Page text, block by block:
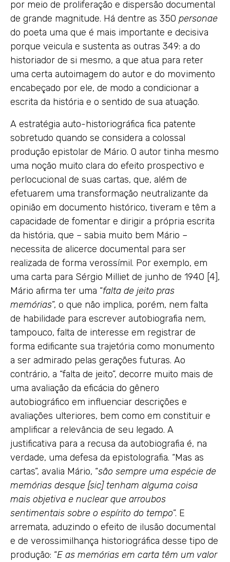
por meio de proliferação e dispersão documental
de grande magnitude. Há dentre as 350 personae
do poeta uma que é mais importante e decisiva
porque veicula e sustenta as outras 349: a do
historiador de si mesmo, a que atua para reter
uma certa autoimagem do autor e do movimento
encabeçado por ele, de modo a condicionar a
escrita da história e o sentido de sua atuação.
A estratégia auto-historiográfica fica patente
sobretudo quando se considera a colossal
produção epistolar de Mário. O autor tinha mesmo
uma noção muito clara do efeito prospectivo e
perlocucional de suas cartas, que, além de
efetuarem uma transformação neutralizante da
opinião em documento histórico, tiveram e têm a
capacidade de fomentar e dirigir a própria escrita
da história, que – sabia muito bem Mário –
necessita de alicerce documental para ser
realizada de forma verossímil. Por exemplo, em
uma carta para Sérgio Milliet de junho de 1940 [4],
Mário afirma ter uma “falta de jeito pras
memórias”, o que não implica, porém, nem falta
de habilidade para escrever autobiografia nem,
tampouco, falta de interesse em registrar de
forma edificante sua trajetória como monumento
a ser admirado pelas gerações futuras. Ao
contrário, a “falta de jeito”, decorre muito mais de
uma avaliação da eficácia do gênero
autobiográfico em influenciar descrições e
avaliações ulteriores, bem como em constituir e
amplificar a relevância de seu legado. A
justificativa para a recusa da autobiografia é, na
verdade, uma defesa da epistolografia. “Mas as
cartas”, avalia Mário, “são sempre uma espécie de
memórias desque [sic] tenham alguma coisa
mais objetiva e nuclear que arroubos
sentimentais sobre o espírito do tempo”. E
arremata, aduzindo o efeito de ilusão documental
e de verossimilhança historiográfica desse tipo de
produção: “E as memórias em carta têm um valor